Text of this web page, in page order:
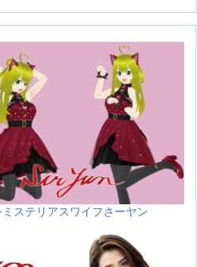
ステリアスワイフさーヤン